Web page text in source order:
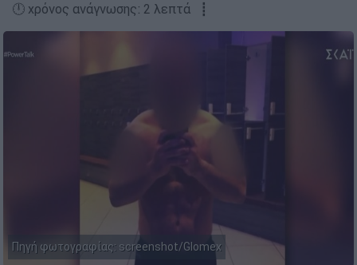
🕛 χρόνος ανάγνωσης: 2 λεπτά ┋
Πηγή φωτογραφίας: screenshot/Glomex